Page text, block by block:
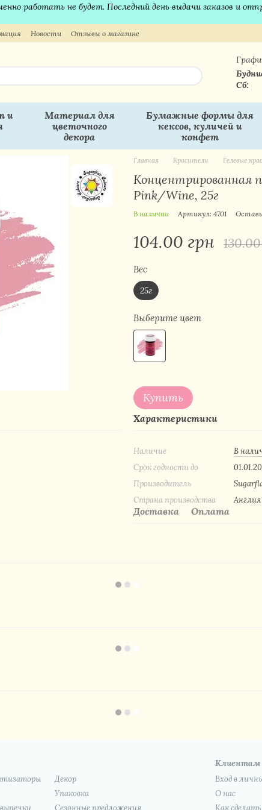
работать не будет. Последний день выдачи заказов и
Новости Отзывы о магазине
Сб:
и
Материал для
цветочного
декора
Бумажные формы для
кексов, куличей и
конфет
Главная Красители Гелевые
Концентрированная
Pink/Wine, 25г
В наличии Артикул: 4701
104.00 грн
Вес
25г
Выберите цвет
Купить
Характеристики
Наличие
В
Срок годности до
Производитель
Страна производства
Англия
Доставка Оплата
Декор
Упаковка
Сезонные предложения
Клиентам
Вход в
О нас
Как сделать